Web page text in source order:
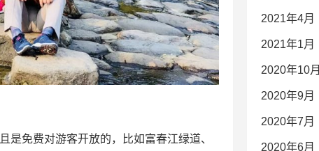
是免费对游客开放的，比如富春江绿道、
2021年4月
2021年1月
2020年10月
2020年9月
2020年7月
2020年6月